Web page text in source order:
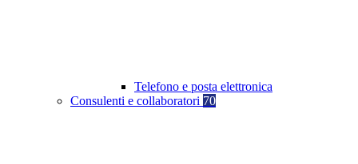
Telefono e posta elettronica
Consulenti e collaboratori 70